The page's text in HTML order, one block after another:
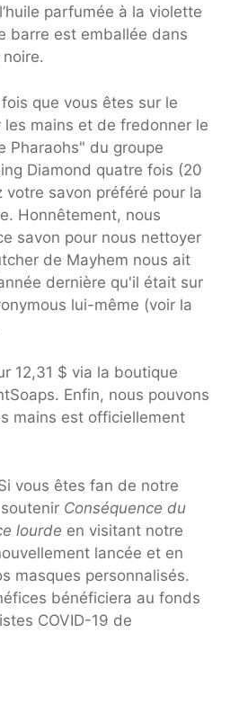
parfumée à la violette
barre est emballée dans
que vous êtes sur le
mains et de fredonner le
Pharaohs" du groupe
Diamond quatre fois (20
votre savon préféré pour la
Honnêtement, nous
savon pour nous nettoyer
de Mayhem nous ait
dernière qu'il était sur
lui-même (voir la
12,31 $ via la boutique
Enfin, nous pouvons
mains est officiellement
vous êtes fan de notre
Conséquence du
lourde en visitant notre
lancée et en
masques personnalisés.
bénéficiera au fonds
COVID-19 de